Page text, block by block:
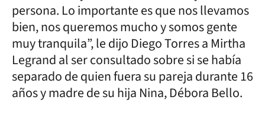
persona. Lo importante es que nos llevamos
bien, nos queremos mucho y somos gente
muy tranquila”, le dijo Diego Torres a Mirtha
Legrand al ser consultado sobre si se había
separado de quien fuera su pareja durante 16
años y madre de su hija Nina, Débora Bello.